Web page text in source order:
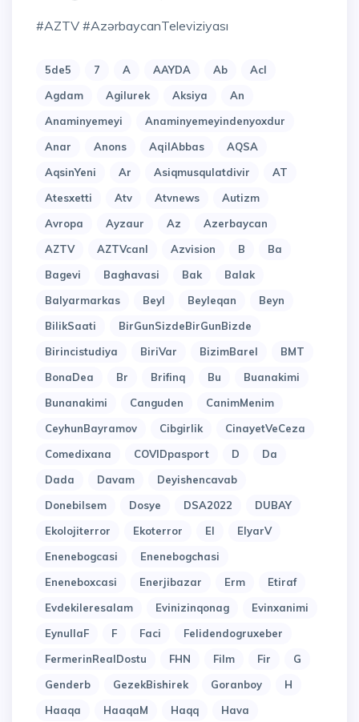
#AZTV #AzərbaycanTeleviziyası
5de5 7 A AAYDA Ab
Acl
Agdam
Agilurek Aksiya
An
Anaminyemeyi
Anaminyemeyindenyoxdur
Anar
Anons AqilAbbas
AQSA
AqsinYeni
Ar Asiqmusqulatdivir
AT
Atesxetti
Atv Atvnews
Autizm
Avropa
Ayzaur Az
Azerbaycan
AZTV
AZTVcanl Azvision B
Ba
Bagevi
Baghavasi Bak
Balak
Balyarmarkas
Beyl Beyleqan
Beyn
BilikSaati
BirGunSizdeBirGunBizde
Birincistudiya
BiriVar BizimBarel
BMT
BonaDea
Br Brifinq Bu
Buanakimi
Bunanakimi
Canguden
CanimMenim
CeyhunBayramov
Cibgirlik
CinayetVeCeza
Comedixana
COVIDpasport D
Da
Dada
Davam
Deyishencavab
Donebilsem
Dosye DSA2022
DUBAY
Ekolojiterror
Ekoterror El
ElyarV
Enenebogcasi
Enenebogchasi
Eneneboxcasi
Enerjibazar Erm
Etiraf
Evdekileresalam
Evinizinqonag
Evinxanimi
EynullaF
F Faci
Felidendogruxeber
FermerinRealDostu
FHN Film Fir
G
Genderb
GezekBishirek Goranboy
H
Haaqa
HaaqaM Haqq
Hava